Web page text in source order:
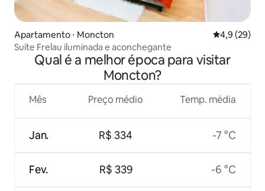
Apartamento ⋅ Moncton 4,9 de uma
4,9 (29)
Suíte Frelau iluminada e aconchegante
Qual é a melhor época para visitar
Moncton?
Mês
Jan.
Fev.
Preço médio
R$ 334
R$ 339
Temp. média
-7 °C
-6 °C